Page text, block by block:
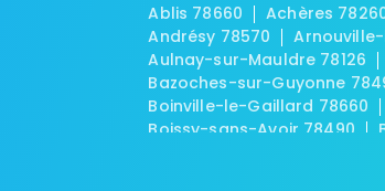
Ablis 78660 Achères
Andrésy 78570
Aulnay-sur-Mauldre 78126
Bazoches-sur-Guyonne
Boinville-le-Gaillard 78660
Boissy-sans-Avoir 78490